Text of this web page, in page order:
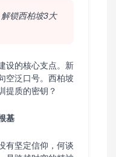
锁西柏坡3大
设的核心支点。新
空泛口号。西柏坡
提质的密钥？
基
有坚定信仰，何谈